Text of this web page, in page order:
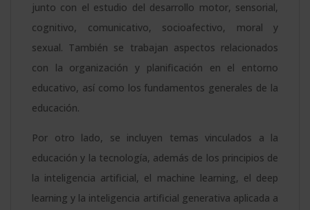
junto con el estudio del desarrollo motor, sensorial,
cognitivo, comunicativo, socioafectivo, moral y
sexual. También se trabajan aspectos relacionados
con la organización y planificación en el entorno
educativo, así como los fundamentos generales de la
educación.
Por otro lado, se incluyen temas vinculados a la
educación y la tecnología, además de los principios de
la inteligencia artificial, el machine learning, el deep
learning y la inteligencia artificial generativa aplicada a